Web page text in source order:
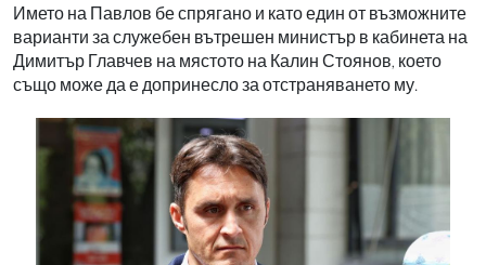
Името на Павлов бе спрягано и като един от възможните
варианти за служебен вътрешен министър в кабинета на
Димитър Главчев на мястото на Калин Стоянов, което
също може да е допринесло за отстраняването му.